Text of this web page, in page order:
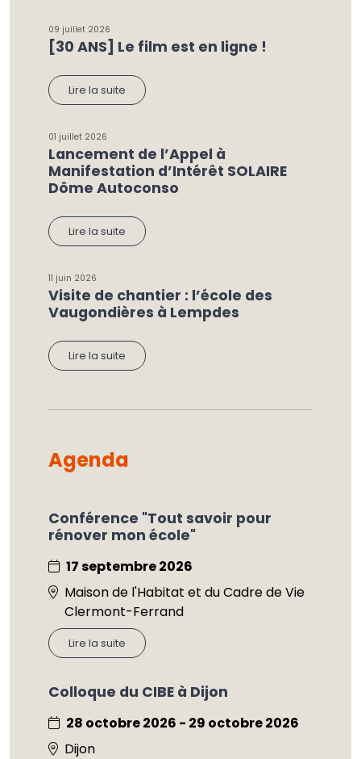
09 juillet 2026
[30 ANS] Le film est en ligne !
Lire la suite
01 juillet 2026
Lancement de l’Appel à
Manifestation d’Intérêt SOLAIRE
Dôme Autoconso
Lire la suite
11 juin 2026
Visite de chantier : l’école des
Vaugondières à Lempdes
Lire la suite
Agenda
Conférence "Tout savoir pour
rénover mon école"
17 septembre 2026
Maison de l'Habitat et du Cadre de Vie
Clermont-Ferrand
Lire la suite
Colloque du CIBE à Dijon
28 octobre 2026 - 29 octobre 2026
Dijon